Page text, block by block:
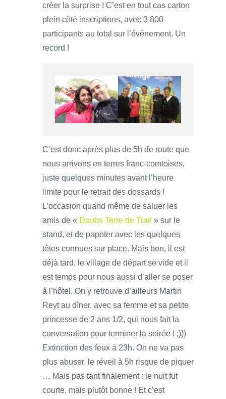
créer la surprise ! C’est en tout cas carton
plein côté inscriptions, avec 3 800
participants au total sur l’évènement. Un
record !
C’est donc après plus de 5h de route que
nous arrivons en terres franc-comtoises,
juste quelques minutes avant l’heure
limite pour le retrait des dossards !
L’occasion quand même de saluer les
amis de « Doubs Terre de Trail » sur le
stand, et de papoter avec les quelques
têtes connues sur place. Mais bon, il est
déjà tard, le village de départ se vide et il
est temps pour nous aussi d’aller se poser
à l’hôtel. On y retrouve d’ailleurs Martin
Reyt au dîner, avec sa femme et sa petite
princesse de 2 ans 1/2, qui nous fait la
conversation pour terminer la soirée ! ;)))
Extinction des feux à 23h. On ne va pas
plus abuser, le réveil à 5h risque de piquer
… Mais pas tant finalement : le nuit fut
courte, mais plutôt bonne ! Et c’est